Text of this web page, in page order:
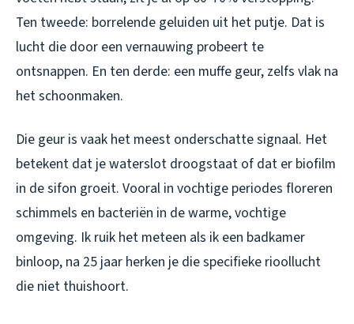
Ten tweede: borrelende geluiden uit het putje. Dat is
lucht die door een vernauwing probeert te
ontsnappen. En ten derde: een muffe geur, zelfs vlak na
het schoonmaken.
Die geur is vaak het meest onderschatte signaal. Het
betekent dat je waterslot droogstaat of dat er biofilm
in de sifon groeit. Vooral in vochtige periodes floreren
schimmels en bacteriën in de warme, vochtige
omgeving. Ik ruik het meteen als ik een badkamer
binloop, na 25 jaar herken je die specifieke rioollucht
die niet thuishoort.